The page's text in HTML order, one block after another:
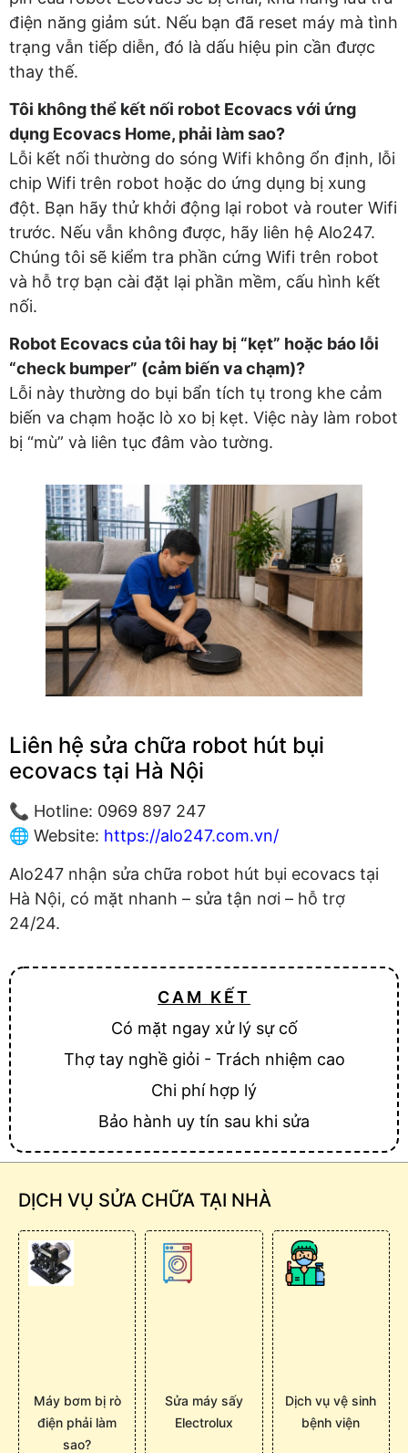
điện năng giảm sút. Nếu bạn đã reset máy mà tình
trạng vẫn tiếp diễn, đó là dấu hiệu pin cần được
thay thế.
Tôi không thể kết nối robot Ecovacs với ứng
dụng Ecovacs Home, phải làm sao?
Lỗi kết nối thường do sóng Wifi không ổn định, lỗi
chip Wifi trên robot hoặc do ứng dụng bị xung
đột. Bạn hãy thử khởi động lại robot và router Wifi
trước. Nếu vẫn không được, hãy liên hệ Alo247.
Chúng tôi sẽ kiểm tra phần cứng Wifi trên robot
và hỗ trợ bạn cài đặt lại phần mềm, cấu hình kết
nối.
Robot Ecovacs của tôi hay bị “kẹt” hoặc báo lỗi
“check bumper” (cảm biến va chạm)?
Lỗi này thường do bụi bẩn tích tụ trong khe cảm
biến va chạm hoặc lò xo bị kẹt. Việc này làm robot
bị “mù” và liên tục đâm vào tường.
Liên hệ sửa chữa robot hút bụi
ecovacs tại Hà Nội
📞 Hotline: 0969 897 247
🌐 Website: https://alo247.com.vn/
Alo247 nhận sửa chữa robot hút bụi ecovacs tại
Hà Nội, có mặt nhanh – sửa tận nơi – hỗ trợ
24/24.
CAM KẾT
Có mặt ngay xử lý sự cố
Thợ tay nghề giỏi - Trách nhiệm cao
Chi phí hợp lý
Bảo hành uy tín sau khi sửa
DỊCH VỤ SỬA CHỮA TẠI NHÀ
Máy bơm bị rò
điện phải làm
sao?
Sửa máy sấy
Electrolux
Dịch vụ vệ sinh
bệnh viện